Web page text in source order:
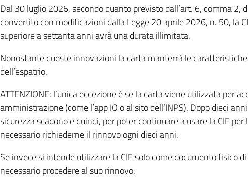
Dal 30 luglio 2026, secondo quanto previsto dall’art. 6, comma 2,
convertito con modificazioni dalla Legge 20 aprile 2026, n. 50, la
superiore a settanta anni avrà una durata illimitata.
Nonostante queste innovazioni la carta manterrà le
dell’espatrio.
ATTENZIONE: l’unica eccezione è se la carta viene utilizzata per
amministrazione (come l’app IO o al sito dell’INPS). Dopo dieci
sicurezza scadono e quindi, per poter continuare a usare la CIE per
necessario richiederne il rinnovo ogni dieci anni.
Se invece si intende utilizzare la CIE solo come documento fisico
necessario procedere al suo rinnovo.